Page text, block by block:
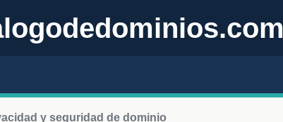
y seguridad de dominio